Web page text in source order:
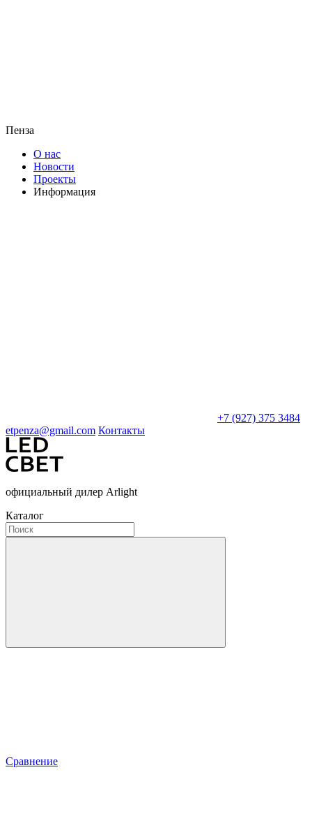
Пенза
О нас
Новости
Проекты
Информация
+7 (927) 375 3484
etpenza@gmail.com Контакты
официальный дилер Arlight
Каталог
Сравнение